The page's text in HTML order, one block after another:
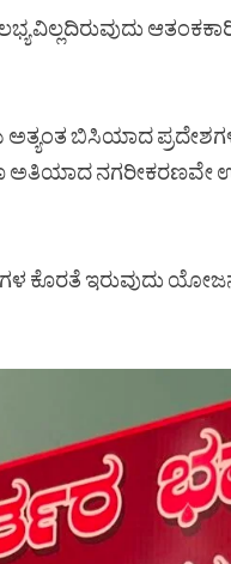
ಬಿಸಿಯಾದ
ಅತಿಯಾದ ನಗರೀಕರಣವೇ
ಕೊರತೆ ಇರುವುದು